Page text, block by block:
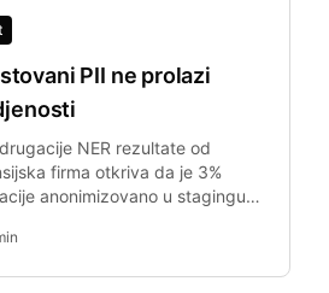
PII ne prolazi
NER rezultate od
firma otkriva da je 3%
anonimizovano u stagingu